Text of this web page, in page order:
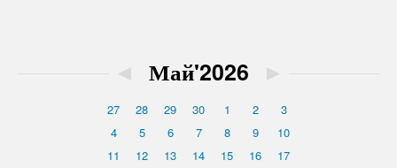
◄ Май'2026 ►
27 28 29 30 1 2
3
4
5 6 7 8 9
10
11
12 13 14 15 16
17